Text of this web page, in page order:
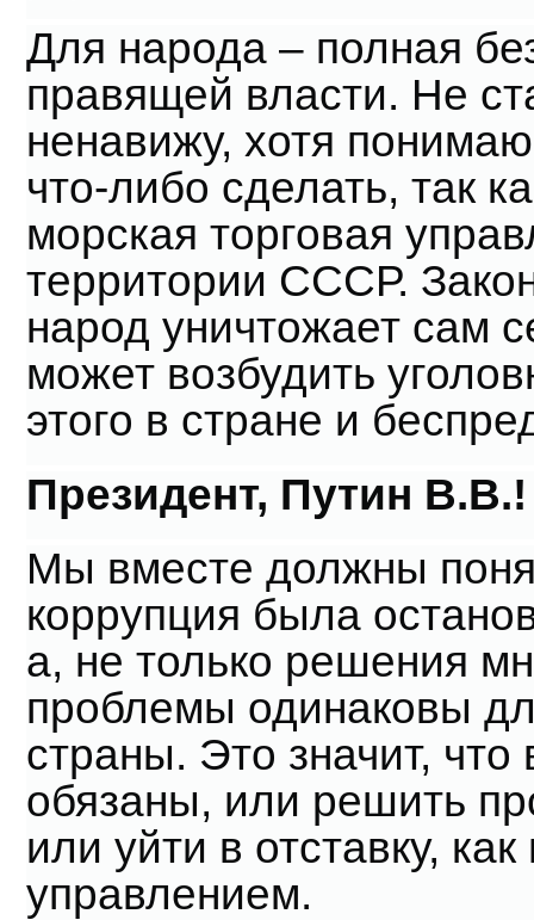
Для народа – полная
правящей власти. Не
ненавижу, хотя
что-либо сделать, так
морская торговая
территории СССР.
народ уничтожает сам
может возбудить
этого в стране и
Президент, Путин В.В.!
Мы вместе должны
коррупция была
а, не только решения
проблемы одинаковы
страны. Это значит,
обязаны, или решить
или уйти в отставку,
управлением.